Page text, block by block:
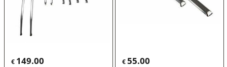
€ 149.00 €55.00